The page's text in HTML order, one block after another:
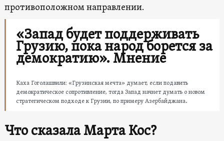
противоположном направлении.
«Запад будет поддерживать
Грузию, пока народ борется за
демократию». Мнение
Каха Гоголашвили: «Грузинская мечта» думает, если подавить
демократическое сопротивление, тогда Запад начнет думать о новом
стратегическом подходе к Грузии, по примеру Азербайджана.
Что сказала Марта Кос?